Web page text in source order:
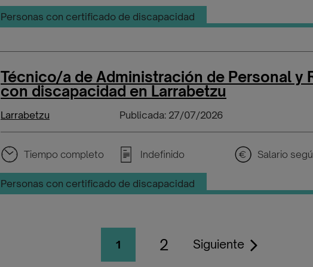
Personas con certificado de discapacidad
Técnico/a de Administración de Personal y
con discapacidad en Larrabetzu
Larrabetzu Publicada: 27/07/2026
Tiempo completo Indefinido
Personas con certificado de discapacidad
1 2 Siguiente